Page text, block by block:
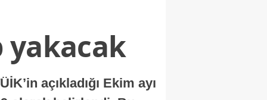
yakacak
açıkladığı Ekim ayı